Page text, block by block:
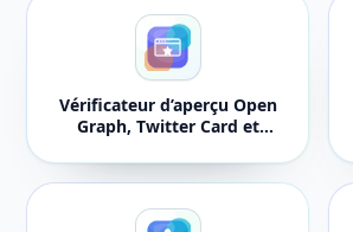
Vérificateur d’aperçu Open
Graph, Twitter Card et